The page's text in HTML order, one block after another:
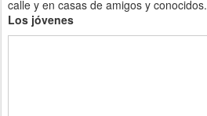
calle y en casas de amigos y conocidos.
Los jóvenes